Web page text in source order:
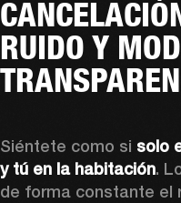
RUIDO Y
Siéntete como si solo
y tú en la habitación.
de forma constante el